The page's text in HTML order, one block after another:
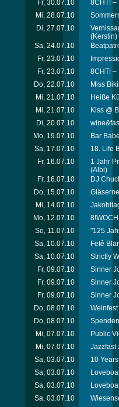
Fr, 30.07.10
8CHT! –
Mi, 28.07.10
Di, 27.07.10
(Kerstin)
Sa, 24.07.10
Fr, 23.07.10
Fr, 23.07.10
8CHT! –
Do, 22.07.10
Miss
Mi, 21.07.10
Heiße
Mi, 21.07.10
Kiss @
Di, 20.07.10
Mo, 19.07.10
Bar
Sa, 17.07.10
18. Life
Fr, 16.07.10
1 Jahr
(Albi)
Fr, 16.07.10
DJ
Do, 15.07.10
Mi, 14.07.10
Mo, 12.07.10
So, 11.07.10
"125
Sa, 10.07.10
Fetê
Sa, 10.07.10
Strictly
Fr, 09.07.10
Sinner
Fr, 09.07.10
Sinner
Fr, 09.07.10
Sinner
Do, 08.07.10
Do, 08.07.10
Mi, 07.07.10
Public
Mi, 07.07.10
Jazzfast
Sa, 03.07.10
10
Sa, 03.07.10
Sa, 03.07.10
Sa, 03.07.10